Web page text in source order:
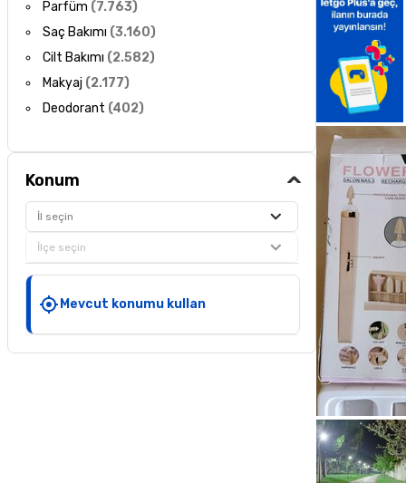
Parfüm (7.763)
Saç Bakımı (3.160)
Cilt Bakımı (2.582)
Makyaj (2.177)
Deodorant (402)
Konum
İl seçin
İlçe seçin
Mevcut konumu kullan